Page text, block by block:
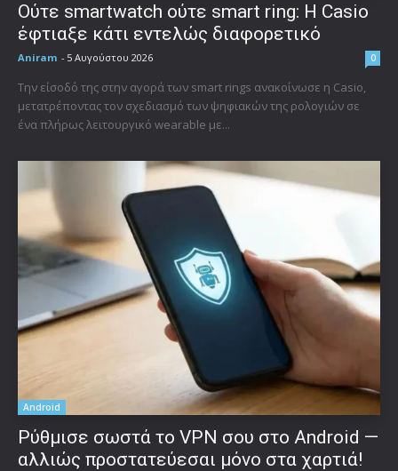
Ούτε smartwatch ούτε smart ring: Η Casio
έφτιαξε κάτι εντελώς διαφορετικό
Aniram - 5 Αυγούστου 2026 0
Την είσοδό της στην αγορά των smart rings ανακοίνωσε η Casio,
μετατρέποντας τον σχεδιασμό των ψηφιακών της ρολογιών σε
ένα πλήρως λειτουργικό wearable με...
Android
Ρύθμισε σωστά το VPN σου στο Android —
αλλιώς προστατεύεσαι μόνο στα χαρτιά!